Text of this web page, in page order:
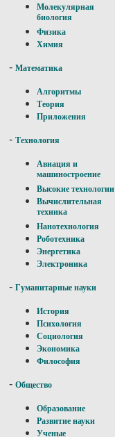
Молекулярная
биология
Физика
Химия
- Математика
Алгоритмы
Теория
Приложения
- Технология
Авиация и
машиностроение
Высокие технологии
Вычислительная
техника
Нанотехнология
Роботехника
Энергетика
Электроника
- Гуманитарные науки
История
Психология
Социология
Экономика
Философия
- Общество
Образование
Развитие науки
Ученые